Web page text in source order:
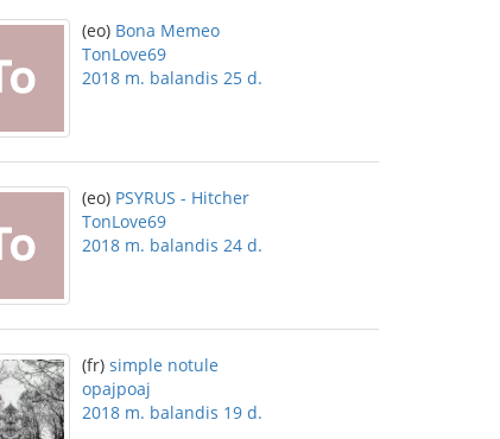
(eo) Bona Memeo
TonLove69
2018 m. balandis 25 d.
(eo) PSYRUS - Hitcher
TonLove69
2018 m. balandis 24 d.
(fr) simple notule
opajpoaj
2018 m. balandis 19 d.